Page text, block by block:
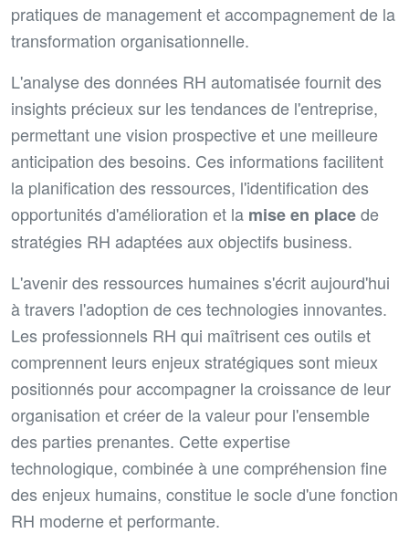
pratiques de management et accompagnement de la
transformation organisationnelle.
L'analyse des données RH automatisée fournit des
insights précieux sur les tendances de l'entreprise,
permettant une vision prospective et une meilleure
anticipation des besoins. Ces informations facilitent
la planification des ressources, l'identification des
opportunités d'amélioration et la mise en placede
stratégies RH adaptées aux objectifs business.
L'avenir des ressources humaines s'écrit aujourd'hui
à travers l'adoption de ces technologies innovantes.
Les professionnels RH qui maîtrisent ces outils et
comprennent leurs enjeux stratégiques sont mieux
positionnés pour accompagner la croissance de leur
organisation et créer de la valeur pour l'ensemble
des parties prenantes. Cette expertise
technologique, combinée à une compréhension fine
des enjeux humains, constitue le socle d'une fonction
RH moderne et performante.